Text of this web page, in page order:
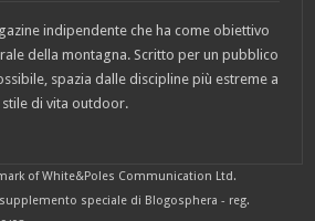
indipendente che ha come obiettivo
della montagna. Scritto per un pubblico
spazia dalle discipline più estreme a
di vita outdoor.
of White&Poles Communication Ltd.
speciale di Blogosphera - reg.